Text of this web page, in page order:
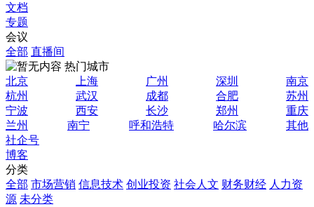
文档
专题
会议
全部 直播间
热门城市
北京
上海 广州 深圳
南京
杭州
武汉 成都 合肥
苏州
宁波
西安 长沙 郑州
重庆
兰州
南宁 呼和浩特 哈尔滨
其他
社企号
博客
分类
全部 市场营销 信息技术 创业投资 社会人文 财务财经 人力资
源 未分类